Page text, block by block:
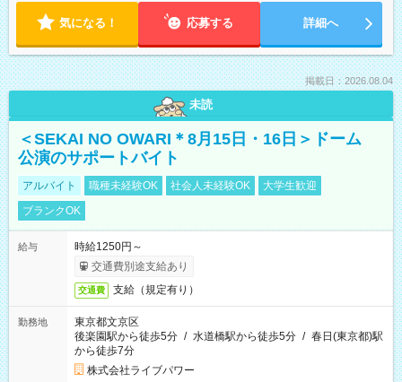
気になる！ 応募する 詳細へ
掲載日：2026.08.04
未読
＜SEKAI NO OWARI＊8月15日・16日＞ドーム
公演のサポートバイト
アルバイト 職種未経験OK 社会人未経験OK
大学生歓迎
ブランクOK
給与
時給1250円～
交通費別途支給あり
交通費 支給（規定有り）
勤務地
東京都文京区
後楽園駅から徒歩5分 / 水道橋駅から徒歩5分 / 春日(東京都)駅
から徒歩7分
株式会社ライブパワー